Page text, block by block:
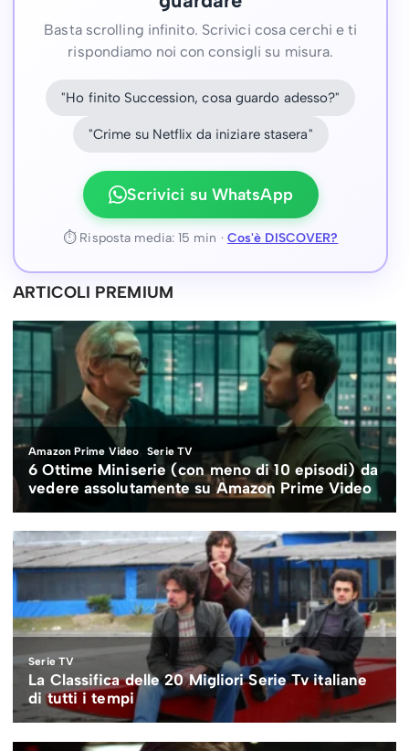
Basta scrolling infinito. Scrivici cosa cerchi e ti
rispondiamo noi con consigli su misura.
"Ho finito Succession, cosa guardo adesso?"
"Crime su Netflix da iniziare stasera"
Scrivici su WhatsApp
⏱ Risposta media: 15 min · Cos'è DISCOVER?
ARTICOLI PREMIUM